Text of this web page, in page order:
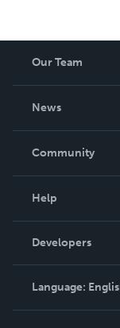
Our Team
News
In The News
Community
Podcast
Help
Order Lookup
Knowledge Base
Contact Support
Developers
Language: